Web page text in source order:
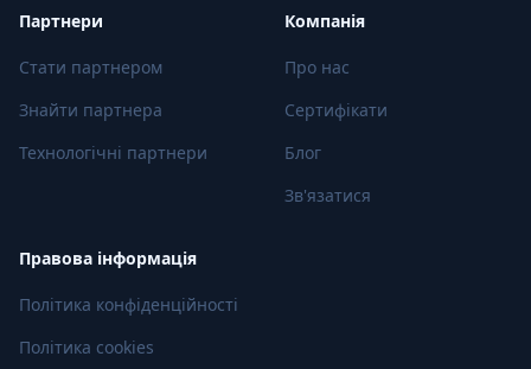
Партнери
Стати партнером
Знайти партнера
Технологічні партнери
Компанія
Про нас
Сертифікати
Блог
Зв'язатися
Правова інформація
Політика конфіденційності
Політика cookies